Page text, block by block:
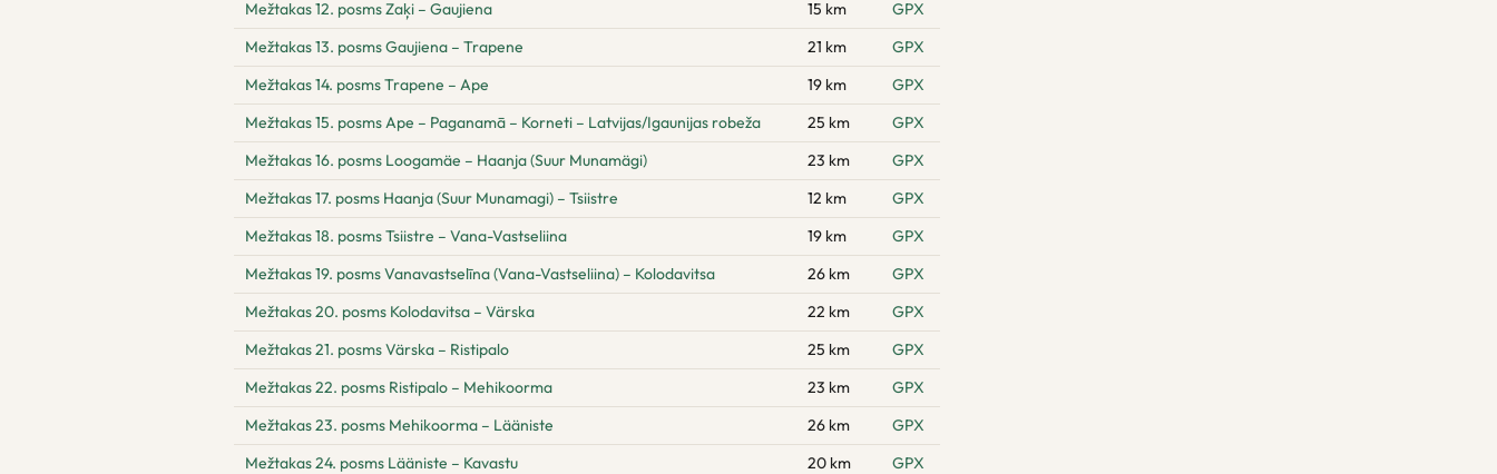
Mežtakas 12. posms Zaķi – Gaujiena
15 km
GPX
Mežtakas 13. posms Gaujiena – Trapene
21 km
GPX
Mežtakas 14. posms Trapene – Ape
19 km
GPX
Mežtakas 15. posms Ape – Paganamā – Korneti – Latvijas/Igaunijas robeža
25 km
GPX
Mežtakas 16. posms Loogamäe – Haanja (Suur Munamägi)
23 km
GPX
Mežtakas 17. posms Haanja (Suur Munamagi) – Tsiistre
12 km
GPX
Mežtakas 18. posms Tsiistre – Vana-Vastseliina
19 km
GPX
Mežtakas 19. posms Vanavastselīna (Vana-Vastseliina) – Kolodavitsa
26 km
GPX
Mežtakas 20. posms Kolodavitsa – Värska
22 km
GPX
Mežtakas 21. posms Värska – Ristipalo
25 km
GPX
Mežtakas 22. posms Ristipalo – Mehikoorma
23 km
GPX
Mežtakas 23. posms Mehikoorma – Lääniste
26 km
GPX
Mežtakas 24. posms Lääniste – Kavastu
20 km
GPX